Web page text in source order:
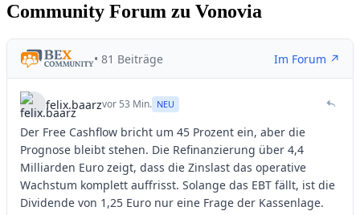
Community Forum zu Vonovia